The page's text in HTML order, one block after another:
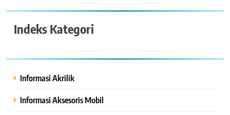
Indeks Kategori
Informasi Akrilik
Informasi Aksesoris Mobil